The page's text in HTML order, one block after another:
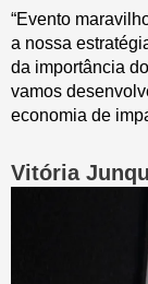
“Evento
a nossa
da importância
vamos
economia de
Vitória